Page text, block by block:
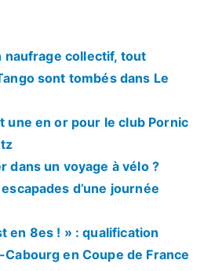
naufrage collectif, tout
sont tombés dans Le
une en or pour le club Pornic
dans un voyage à vélo ?
d’une journée
en 8es ! » : qualification
en Coupe de France